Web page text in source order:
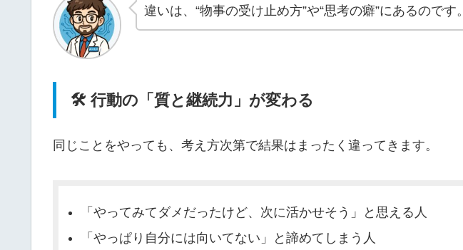
違いは、“物事の受け止め方”や“思考の癖”にあるのです。
🛠 行動の「質と継続力」が変わる
同じことをやっても、考え方次第で結果はまったく違ってきます。
「やってみてダメだったけど、次に活かせそう」と思える人
「やっぱり自分には向いてない」と諦めてしまう人